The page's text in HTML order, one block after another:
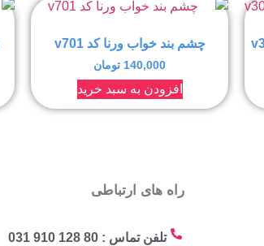
چشم بند خواب ورنا کد v701
140,000 تومان
افزودن به سبد خرید
راه های ارتباطی
تلفن تماس : 80 128 910 031